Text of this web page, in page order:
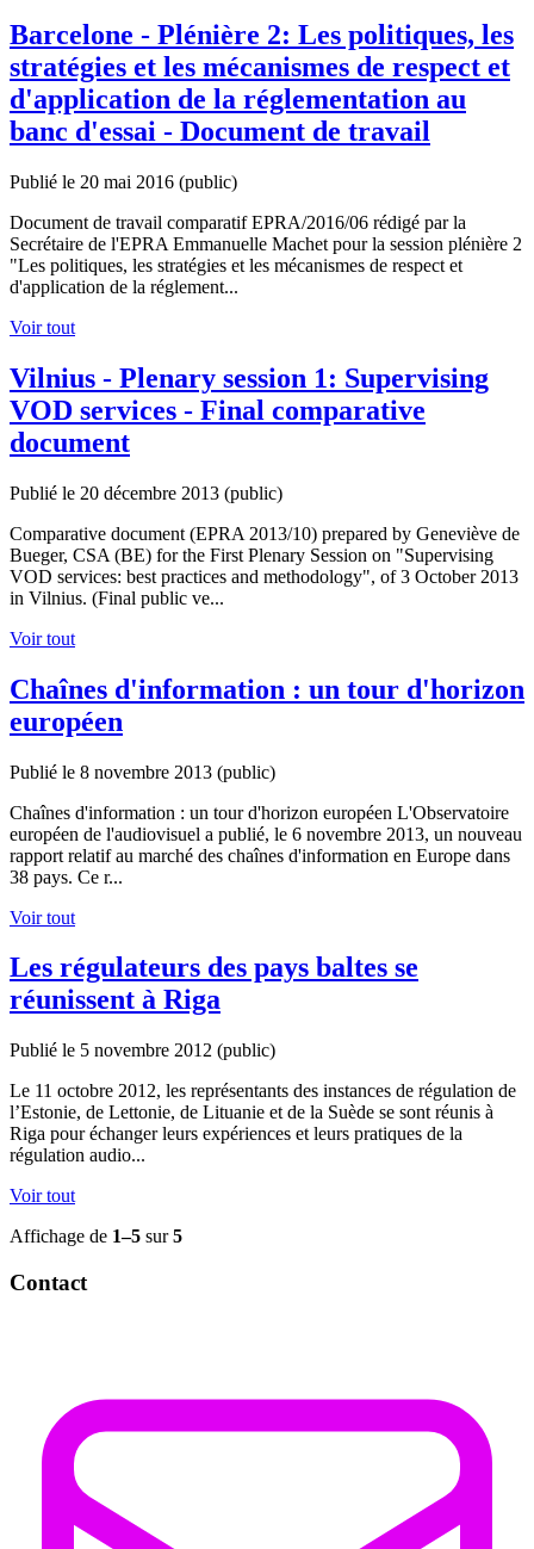
Barcelone - Plénière 2: Les politiques, les
stratégies et les mécanismes de respect et
d'application de la réglementation au
banc d'essai - Document de travail
Publié le 20 mai 2016 (public)
Document de travail comparatif EPRA/2016/06 rédigé par la
Secrétaire de l'EPRA Emmanuelle Machet pour la session plénière 2
"Les politiques, les stratégies et les mécanismes de respect et
d'application de la réglement...
Voir tout
Vilnius - Plenary session 1: Supervising
VOD services - Final comparative
document
Publié le 20 décembre 2013 (public)
Comparative document (EPRA 2013/10) prepared by Geneviève de
Bueger, CSA (BE) for the First Plenary Session on "Supervising
VOD services: best practices and methodology", of 3 October 2013
in Vilnius. (Final public ve...
Voir tout
Chaînes d'information : un tour d'horizon
européen
Publié le 8 novembre 2013 (public)
Chaînes d'information : un tour d'horizon européen L'Observatoire
européen de l'audiovisuel a publié, le 6 novembre 2013, un nouveau
rapport relatif au marché des chaînes d'information en Europe dans
38 pays. Ce r...
Voir tout
Les régulateurs des pays baltes se
réunissent à Riga
Publié le 5 novembre 2012 (public)
Le 11 octobre 2012, les représentants des instances de régulation de
l’Estonie, de Lettonie, de Lituanie et de la Suède se sont réunis à
Riga pour échanger leurs expériences et leurs pratiques de la
régulation audio...
Voir tout
Affichage de 1–5 sur5
Contact